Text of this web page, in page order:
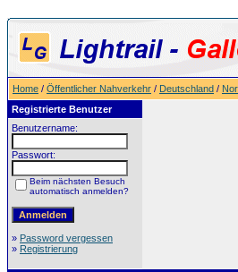
Home / Öffentlicher Nahverkehr / Deutschland /
Registrierte Benutzer
Benutzername:
Passwort:
Beim nächsten Besuch
automatisch anmelden?
» Password vergessen
» Registrierung